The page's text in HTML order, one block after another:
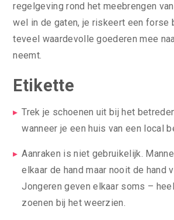
regelgeving rond het meebrengen
wel in de gaten, je riskeert een forse
teveel waardevolle goederen mee
neemt.
Etikette
Trek je schoenen uit bij het
wanneer je een huis van een local
Aanraken is niet gebruikelijk.
elkaar de hand maar nooit de hand
Jongeren geven elkaar soms –
zoenen bij het weerzien.